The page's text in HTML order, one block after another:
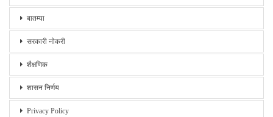
बातम्या
सरकारी नोकरी
शैक्षणिक
शासन निर्णय
Privacy Policy